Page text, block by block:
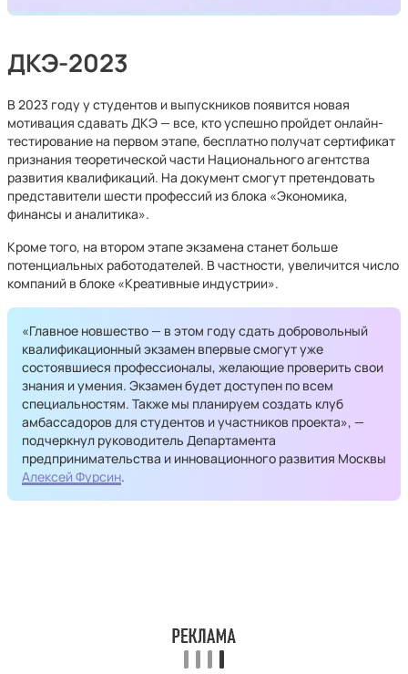
ДКЭ-2023
В 2023 году у студентов и выпускников появится новая
мотивация сдавать ДКЭ — все, кто успешно пройдет онлайн-
тестирование на первом этапе, бесплатно получат сертификат
признания теоретической части Национального агентства
развития квалификаций. На документ смогут претендовать
представители шести профессий из блока «Экономика,
финансы и аналитика».
Кроме того, на втором этапе экзамена станет больше
потенциальных работодателей. В частности, увеличится число
компаний в блоке «Креативные индустрии».
«Главное новшество — в этом году сдать добровольный
квалификационный экзамен впервые смогут уже
состоявшиеся профессионалы, желающие проверить свои
знания и умения. Экзамен будет доступен по всем
специальностям. Также мы планируем создать клуб
амбассадоров для студентов и участников проекта», —
подчеркнул руководитель Департамента
предпринимательства и инновационного развития Москвы
Алексей Фурсин.